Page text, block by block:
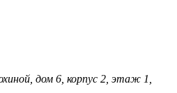
дом 6, корпус 2, этаж 1,